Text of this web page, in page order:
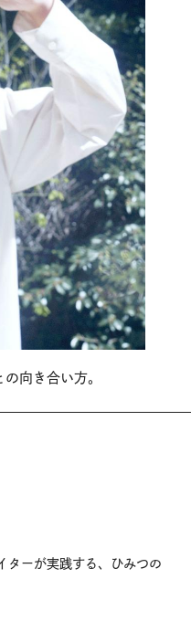
向き合い方。
ターが実践する、ひみつの